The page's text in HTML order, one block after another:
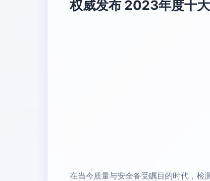
权威发布 2023年度十
在当今质量与安全备受瞩目的时代，检